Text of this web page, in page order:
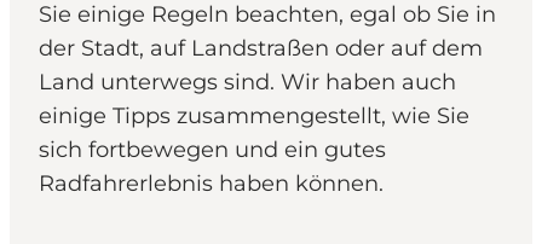
Sie einige Regeln beachten, egal ob Sie in
der Stadt, auf Landstraßen oder auf dem
Land unterwegs sind. Wir haben auch
einige Tipps zusammengestellt, wie Sie
sich fortbewegen und ein gutes
Radfahrerlebnis haben können.